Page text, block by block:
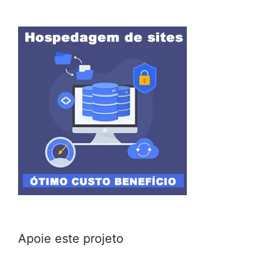
Apoie este projeto